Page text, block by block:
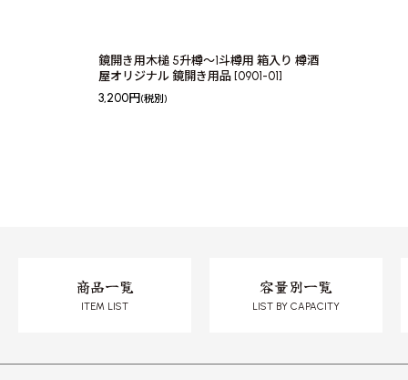
鏡開き用木槌 5升樽〜1斗樽用 箱入り 樽酒
屋オリジナル 鏡開き用品 [0901-01]
3,200円 (税別)
商品一覧
ITEM LIST
容量別一覧
LIST BY CAPACITY